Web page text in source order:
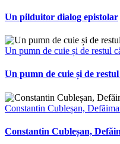
Un pilduitor dialog epistolar
Un pumn de cuie și de restul
Un pumn de cuie și de
Constantin Cubleșan,
Constantin Cubleșan,